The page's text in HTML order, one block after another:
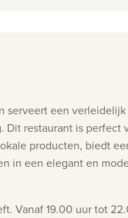
serveert een
restaurant is perfect
producten, biedt
in een elegant en
Vanaf 19.00 uur tot